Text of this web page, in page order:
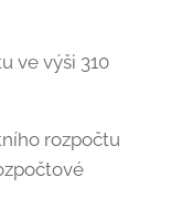
ve výši 310
rozpočtu